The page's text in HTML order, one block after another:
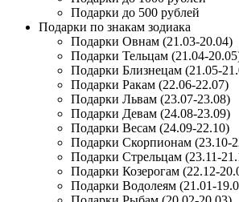
Подарки до 500 рублей
Подарки по знакам зодиака
Подарки Овнам (21.03-20.04)
Подарки Тельцам (21.04-
Подарки Близнецам (21.05-
Подарки Ракам (22.06-22.07)
Подарки Львам (23.07-23.08)
Подарки Девам (24.08-23.09)
Подарки Весам (24.09-22.10)
Подарки Скорпионам (23.10-
Подарки Стрельцам (23.11-
Подарки Козерогам (22.12-
Подарки Водолеям (21.01-